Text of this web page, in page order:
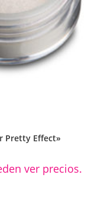
Pretty Effect»
ver precios.